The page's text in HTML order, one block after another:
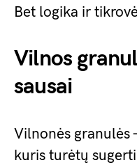
Bet logika ir
Vilnos
sausai
Vilnonės
kuris turėtų